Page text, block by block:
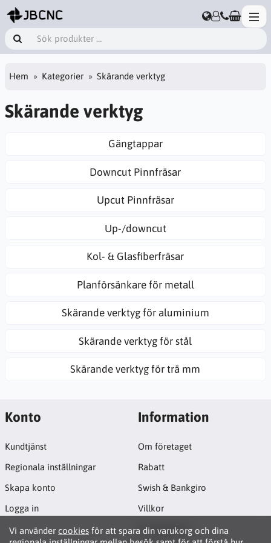
Hem Kategorier Skärande verktyg
Skärande verktyg
Gängtappar
Downcut Pinnfräsar
Upcut Pinnfräsar
Up-/downcut
Kol- & Glasfiberfräsar
Planförsänkare för metall
Skärande verktyg för aluminium
Skärande verktyg för stål
Skärande verktyg för trä mm
Vi använder cookies för att spara din varukorg och dina
Konto
Kundtjänst
Regionala inställningar
Skapa konto
Logga in
Information
Om företaget
Rabatt
Swish & Bankgiro
Villkor
Cookiepolicy